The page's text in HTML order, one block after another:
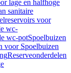
lage en halfhoge
sanitaire
voor
wc-
wc-potSpoelbuizen
voor Spoelbuizen
Reserveonderdelen